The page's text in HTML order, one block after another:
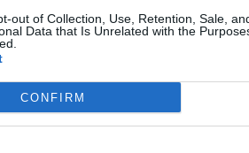
out of Collection, Use, Retention, Sale,
Data that Is Unrelated with the
CONFIRM